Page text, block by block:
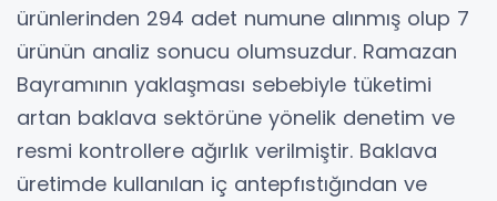
ürünlerinden 294 adet numune alınmış olup 7
ürünün analiz sonucu olumsuzdur. Ramazan
Bayramının yaklaşması sebebiyle tüketimi
artan baklava sektörüne yönelik denetim ve
resmi kontrollere ağırlık verilmiştir. Baklava
üretimde kullanılan iç antepfıstığından ve